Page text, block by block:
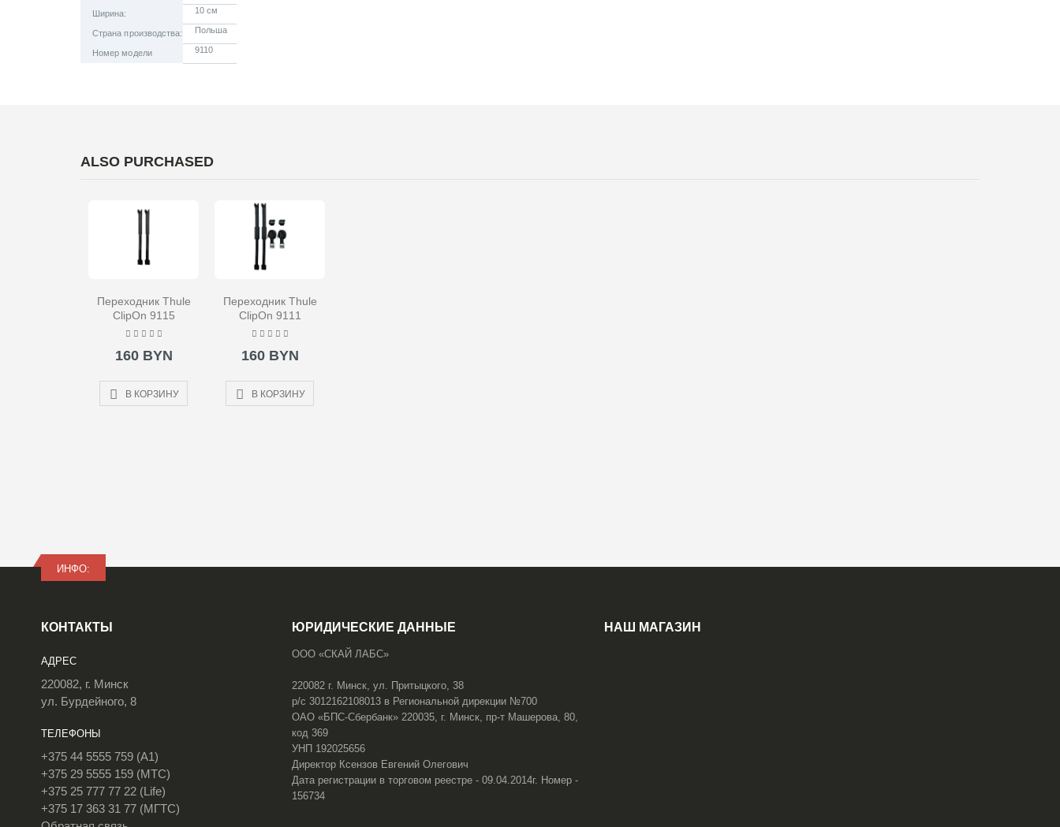
Ширина: 10 см
Страна производства: Польша
Номер модели 9110
ALSO PURCHASED
Переходник Thule
ClipOn 9115
160 BYN
В КОРЗИНУ
Переходник Thule
ClipOn 9111
160 BYN
В КОРЗИНУ
ИНФО:
КОНТАКТЫ
АДРЕС
220082, г. Минск
ул. Бурдейного, 8
ТЕЛЕФОНЫ
+375 44 5555 759 (A1)
+375 29 5555 159 (МТС)
+375 25 777 77 22 (Life)
+375 17 363 31 77 (МГТС)
ЮРИДИЧЕСКИЕ ДАННЫЕ
ООО «СКАЙ ЛАБС»
220082 г. Минск, ул. Притыцкого, 38
р/с 3012162108013 в Региональной дирекции №700
ОАО «БПС-Сбербанк» 220035, г. Минск, пр-т Машерова, 80,
код 369
УНП 192025656
Директор Ксензов Евгений Олегович
Дата регистрации в торговом реестре - 09.04.2014г. Номер -
156734
НАШ МАГАЗИН